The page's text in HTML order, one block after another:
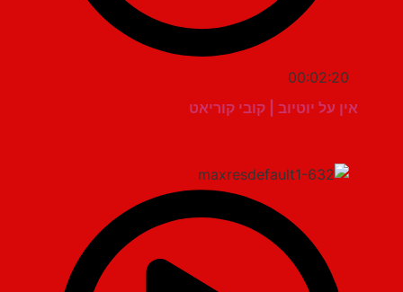
00:02:20
אין על יוטיוב | קובי קוריאט